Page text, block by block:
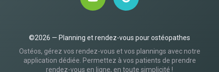
©2026 — Planning et rendez-vous pour ostéopathes
Ostéos, gérez vos rendez-vous et vos plannings avec notre
application dédiée. Permettez à vos patients de prendre
rendez-vous en ligne, en toute simplicité !